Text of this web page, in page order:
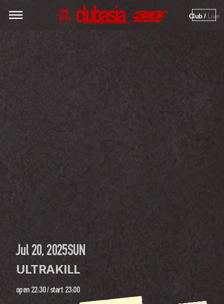
Club / Live
Jul 20, 2025SUN
ULTRAKILL
open 22:30 / start 23:00